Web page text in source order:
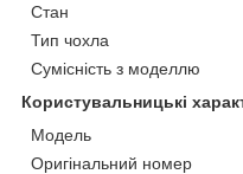
Стан
Тип чохла
Сумісність з моделлю
Користувальницькі
Мoдель
Оригінальний номер